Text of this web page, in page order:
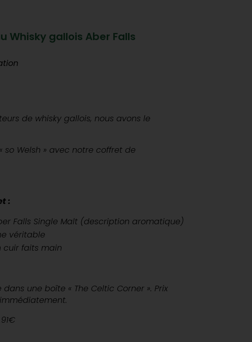
Whisky gallois Aber Falls
: de whisky gallois, nous avons le
so Welsh » avec notre coffret de
:
Falls Single Malt (description aromatique)
véritable
cuir faits main
une boîte « The Celtic Corner ». Prix